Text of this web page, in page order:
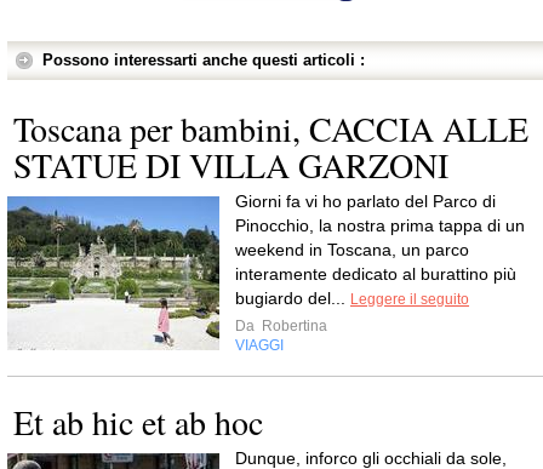
Possono interessarti anche questi articoli :
Toscana per bambini, CACCIA ALLE
STATUE DI VILLA GARZONI
Giorni fa vi ho parlato del Parco di
Pinocchio, la nostra prima tappa di un
weekend in Toscana, un parco
interamente dedicato al burattino più
bugiardo del...
Leggere il seguito
Da Robertina
VIAGGI
Et ab hic et ab hoc
Dunque, inforco gli occhiali da sole,